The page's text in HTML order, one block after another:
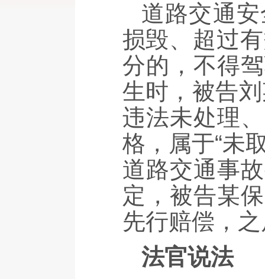
道路交通
损毁、超过
分的，不得
生时，被告
违法未处理
格，属于“未
道路交通事
定，被告某
先行赔偿，
法官说法